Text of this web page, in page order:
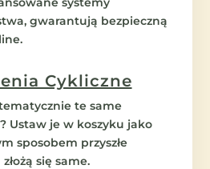
gwarantują bezpieczną
Cykliczne
te same
Ustaw je w koszyku jako
sposobem przyszłe
się same.